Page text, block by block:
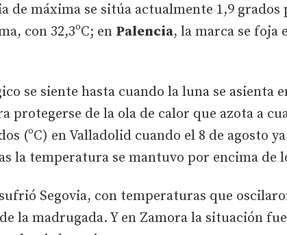
de máxima se sitúa actualmente 1,9 grados
con 32,3ºC; en Palencia, la marca se foja
se siente hasta cuando la luna se asienta
protegerse de la ola de calor que azota a
(ºC) en Valladolid cuando el 8 de agosto
la temperatura se mantuvo por encima de
Segovia, con temperaturas que
de la madrugada. Y en Zamora la situación